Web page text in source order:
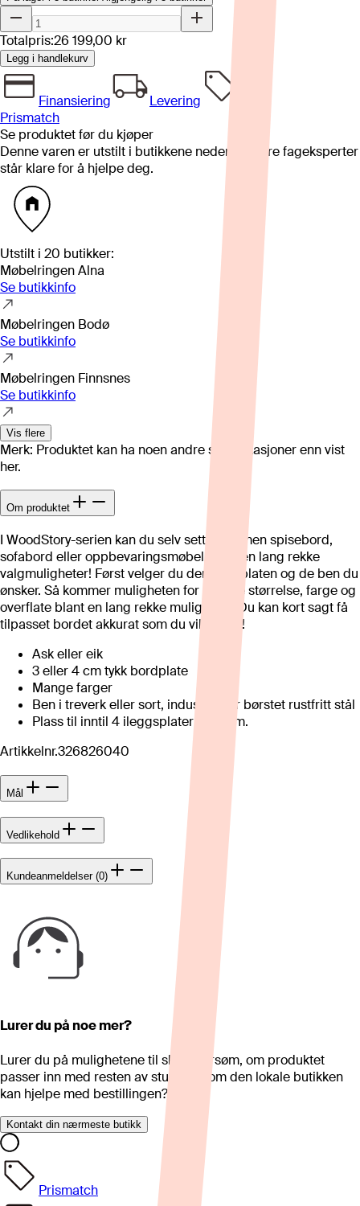
Totalpris:26 199,00 kr
Legg i handlekurv
Finansiering
Levering
Prismatch
Se produktet før du kjøper
Denne varen er utstilt i butikkene nedenfor. Våre fageksperter
står klare for å hjelpe deg.
Utstilt i 20 butikker:
Møbelringen Alna
Se butikkinfo
Møbelringen Bodø
Se butikkinfo
Møbelringen Finnsnes
Se butikkinfo
Vis flere
Merk: Produktet kan ha noen andre spesifikasjoner enn vist
her.
Om produktet
I WoodStory-serien kan du selv sette sammen spisebord,
sofabord eller oppbevaringsmøbel ut fra en lang rekke
valgmuligheter! Først velger du den bordplaten og de ben du
ønsker. Så kommer muligheten for å velge størrelse, farge og
overflate blant en lang rekke muligheter. Du kan kort sagt få
tilpasset bordet akkurat som du vil ha det!
Ask eller eik
3 eller 4 cm tykk bordplate
Mange farger
Ben i treverk eller sort, industri eller børstet rustfritt stål
Plass til inntil 4 ileggsplater á 45 cm.
Artikkelnr.326826040
Mål
Vedlikehold
Kundeanmeldelser (0)
Lurer du på noe mer?
Lurer du på mulighetene til skreddersøm, om produktet
passer inn med resten av stua eller om den lokale butikken
kan hjelpe med bestillingen?
Kontakt din nærmeste butikk
Prismatch